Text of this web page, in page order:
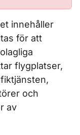
innehåller
för att
flygplatser,
och
av